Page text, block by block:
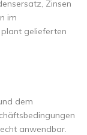
Zinsen
im
gelieferten
dem
anwendbar.